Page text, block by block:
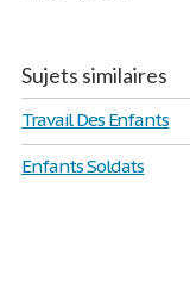
Sujets similaires
Travail Des Enfants
Enfants Soldats